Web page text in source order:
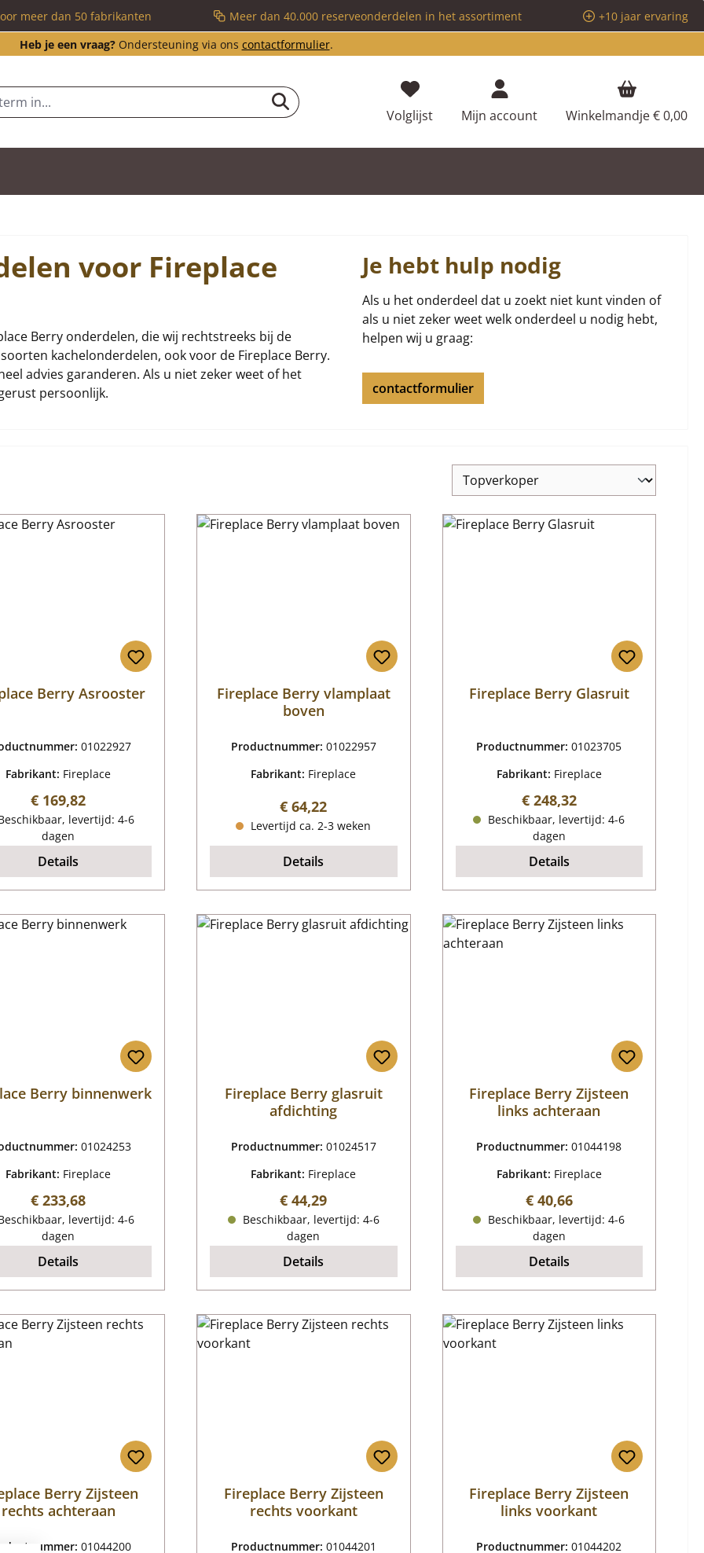
meer dan 50 fabrikanten Meer dan 40.000 reserveonderdelen in het assortiment
+10 jaar ervaring
Heb je een vraag?Ondersteuning via ons contactformulier.
VolglijstJe hebt 0 items op je verlanglijstje
Mijn account Winkelmandje€ 0,00
voor Fireplace
Berry onderdelen, die wij rechtstreeks bij de
kachelonderdelen, ook voor de Fireplace Berry.
advies garanderen. Als u niet zeker weet of het
persoonlijk.
Je hebt hulp nodig
Als u het onderdeel dat u zoekt niet kunt vinden of
als u niet zeker weet welk onderdeel u nodig hebt,
helpen wij u graag:
contactformulier
Berry Asrooster
01022927
Fabrikant: Fireplace
Normale prijs:
€ 169,82
levertijd: 4-6
dagen
Details
Fireplace Berry vlamplaat
boven
Productnummer: 01022957
Fabrikant: Fireplace
Normale prijs:
€ 64,22
Levertijd ca. 2-3 weken
Details
Fireplace Berry Glasruit
Productnummer:01023705
Fabrikant: Fireplace
Normale prijs:
€ 248,32
Beschikbaar, levertijd: 4-6
dagen
Details
Berry binnenwerk
01024253
Fabrikant: Fireplace
Normale prijs:
€ 233,68
levertijd: 4-6
dagen
Details
Fireplace Berry glasruit
afdichting
Productnummer: 01024517
Fabrikant: Fireplace
Normale prijs:
€ 44,29
Beschikbaar, levertijd: 4-6
dagen
Details
Fireplace Berry Zijsteen
links achteraan
Productnummer:01044198
Fabrikant: Fireplace
Normale prijs:
€ 40,66
Beschikbaar, levertijd: 4-6
dagen
Details
Berry Zijsteen
rechts achteraan
01044200
Fireplace Berry Zijsteen
rechts voorkant
Productnummer: 01044201
Fireplace Berry Zijsteen
links voorkant
Productnummer:01044202